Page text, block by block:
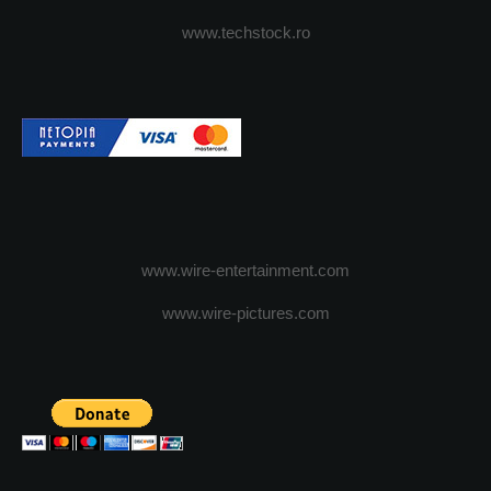
www.techstock.ro
www.wire-entertainment.com
www.wire-pictures.com